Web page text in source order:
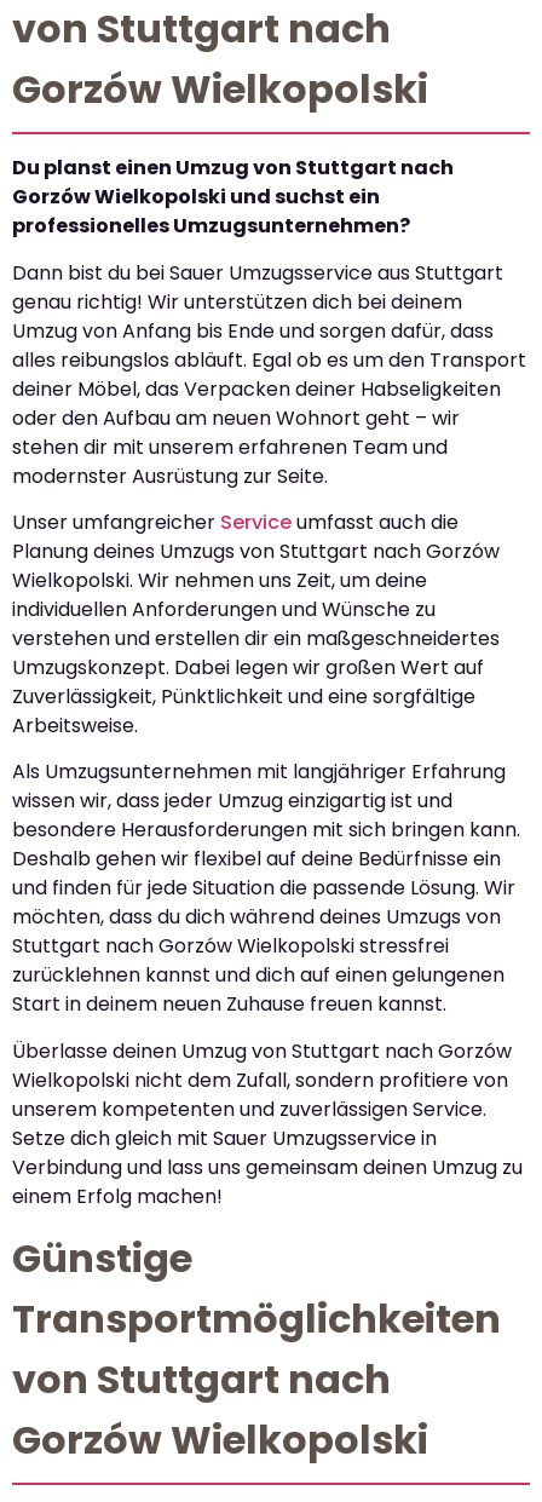
von Stuttgart nach
Gorzów Wielkopolski
Du planst einen Umzug von Stuttgart nach
Gorzów Wielkopolski und suchst ein
professionelles Umzugsunternehmen?
Dann bist du bei Sauer Umzugsservice aus Stuttgart
genau richtig! Wir unterstützen dich bei deinem
Umzug von Anfang bis Ende und sorgen dafür, dass
alles reibungslos abläuft. Egal ob es um den Transport
deiner Möbel, das Verpacken deiner Habseligkeiten
oder den Aufbau am neuen Wohnort geht – wir
stehen dir mit unserem erfahrenen Team und
modernster Ausrüstung zur Seite.
Unser umfangreicher Serviceumfasst auch die
Planung deines Umzugs von Stuttgart nach Gorzów
Wielkopolski. Wir nehmen uns Zeit, um deine
individuellen Anforderungen und Wünsche zu
verstehen und erstellen dir ein maßgeschneidertes
Umzugskonzept. Dabei legen wir großen Wert auf
Zuverlässigkeit, Pünktlichkeit und eine sorgfältige
Arbeitsweise.
Als Umzugsunternehmen mit langjähriger Erfahrung
wissen wir, dass jeder Umzug einzigartig ist und
besondere Herausforderungen mit sich bringen kann.
Deshalb gehen wir flexibel auf deine Bedürfnisse ein
und finden für jede Situation die passende Lösung. Wir
möchten, dass du dich während deines Umzugs von
Stuttgart nach Gorzów Wielkopolski stressfrei
zurücklehnen kannst und dich auf einen gelungenen
Start in deinem neuen Zuhause freuen kannst.
Überlasse deinen Umzug von Stuttgart nach Gorzów
Wielkopolski nicht dem Zufall, sondern profitiere von
unserem kompetenten und zuverlässigen Service.
Setze dich gleich mit Sauer Umzugsservice in
Verbindung und lass uns gemeinsam deinen Umzug zu
einem Erfolg machen!
Günstige
Transportmöglichkeiten
von Stuttgart nach
Gorzów Wielkopolski